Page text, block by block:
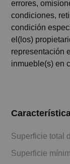
errores,
condiciones,
condición
el(los)
representación
inmueble(s) en
Superficie total
Superficie